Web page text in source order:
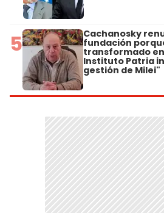
5 Cachanosky
fundación
transformado
Instituto Patria
gestión de Milei"